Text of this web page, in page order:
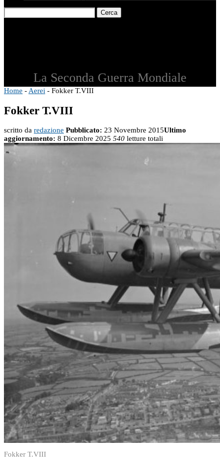
Cerca
La Seconda Guerra Mondiale
Home - Aerei - Fokker T.VIII
Fokker T.VIII
scritto da redazione Pubblicato: 23 Novembre 2015Ultimo
aggiornamento: 8 Dicembre 2025 540 letture totali
Fokker T.VIII